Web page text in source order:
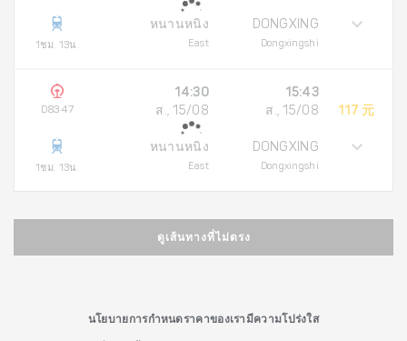
1ชม. 13น.
หนานหนิง
East
DONGXING
Dongxingshi
D8347
1ชม. 13น.
14:30
ส., 15/08
หนานหนิง
East
15:43
ส., 15/08
DONGXING
Dongxingshi
117 元
ดูเส้นทางที่ไม่ตรง
นโยบายการกำหนดราคาของเรามีความโปร่งใส